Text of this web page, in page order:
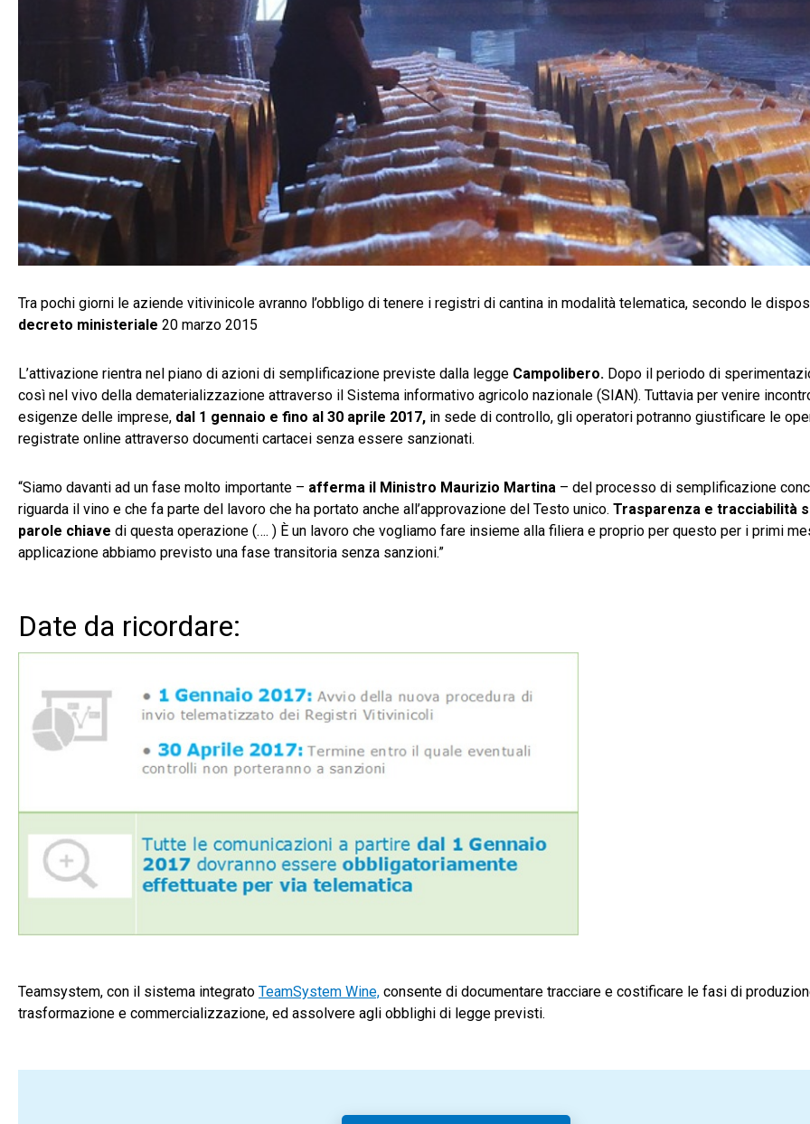
Tra pochi giorni le aziende vitivinicole avranno l’obbligo di tenere i registri di cantina in modalità telematica, secondo le
decreto ministeriale 20 marzo 2015
L’attivazione rientra nel piano di azioni di semplificazione previste dalla legge Campolibero. Dopo il periodo di
così nel vivo della dematerializzazione attraverso il Sistema informativo agricolo nazionale (SIAN). Tuttavia per venire
esigenze delle imprese, dal 1 gennaio e fino al 30 aprile 2017, in sede di controllo, gli operatori potranno giustificare le
registrate online attraverso documenti cartacei senza essere sanzionati.
“Siamo davanti ad un fase molto importante – afferma il Ministro Maurizio Martina – del processo di semplificazione
riguarda il vino e che fa parte del lavoro che ha portato anche all’approvazione del Testo unico. Trasparenza e tracciabilità
parole chiave di questa operazione (…. ) È un lavoro che vogliamo fare insieme alla filiera e proprio per questo per i primi
applicazione abbiamo previsto una fase transitoria senza sanzioni.”
Date da ricordare:
Teamsystem, con il sistema integrato TeamSystem Wine, consente di documentare tracciare e costificare le fasi di
trasformazione e commercializzazione, ed assolvere agli obblighi di legge previsti.